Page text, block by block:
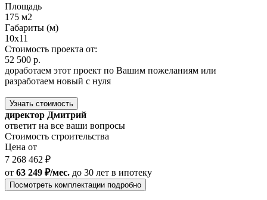
Площадь
175 м2
Габариты (м)
10x11
Стоимость проекта от:
52 500 р.
доработаем этот проект по Вашим пожеланиям или
разработаем новый с нуля
Узнать стоимость
директор Дмитрий
ответит на все ваши вопросы
Стоимость строительства
Цена от
7 268 462 ₽
от 63 249 ₽/мес. до 30 лет в ипотеку
Посмотреть комплектации подробно